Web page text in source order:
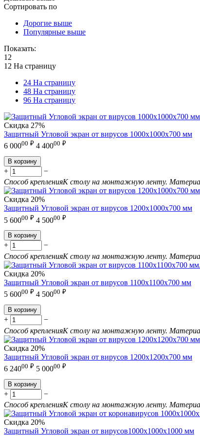
Сортировать по
Дорогие выше
Популярные выше
Показать:
12
12 На страницу
24 На страницу
48 На страницу
96 На страницу
Скидка 27%
Защитный Угловой экран от вирусов 1000х1000х700 мм
6 00000 ₽ 4 40000 ₽
В корзину
+
−
Способ крепленияК столу на монтажную ленту.
Скидка 20%
Защитный Угловой экран от вирусов 1200х1000х700 мм
5 60000 ₽ 4 50000 ₽
В корзину
+
−
Способ крепленияК столу на монтажную ленту.
Скидка 20%
Защитный Угловой экран от вирусов 1100х1100х700 мм
5 60000 ₽ 4 50000 ₽
В корзину
+
−
Способ крепленияК столу на монтажную ленту.
Скидка 20%
Защитный Угловой экран от вирусов 1200х1200х700 мм
6 24000 ₽ 5 00000 ₽
В корзину
+
−
Способ крепленияК столу на монтажную ленту.
Скидка 20%
Защитный Угловой экран от вирусов1000х1000х1000 мм